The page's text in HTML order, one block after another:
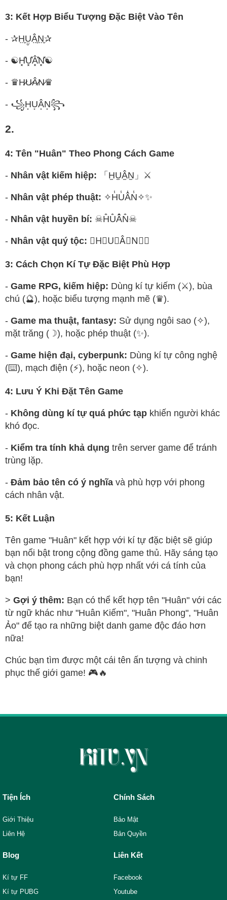
3: Kết Hợp Biểu Tượng Đặc Biệt Vào Tên
- ✰H̤̮Ṳ̮Â̤̮N̤̮✰
- ☯H͓̽U͓̽Â͓̽N͓̽☯
- ♛H̷U̷Â̷N̷♛
- ꧁H͙U͙Â͙N͙꧂
2.
4: Tên "Huân" Theo Phong Cách Game
- Nhân vật kiếm hiệp: 「H̫U̫Â̫N̫」⚔️
- Nhân vật phép thuật: ✧H̾U̾Â̾N̾✧✨
- Nhân vật huyền bí: ☠H̐U̐Â̐N̐☠
- Nhân vật quý tộc: ♚H⃘U⃘Â⃘N⃘♚
3: Cách Chọn Kí Tự Đặc Biệt Phù Hợp
- Game RPG, kiếm hiệp: Dùng kí tự kiếm (⚔️), bùa
chú (🔮), hoặc biểu tượng mạnh mẽ (♛).
- Game ma thuật, fantasy: Sử dụng ngôi sao (✧),
mặt trăng (☽), hoặc phép thuật (✨).
- Game hiện đại, cyberpunk: Dùng kí tự công nghệ
(⌨️), mạch điện (⚡), hoặc neon (✧).
4: Lưu Ý Khi Đặt Tên Game
- Không dùng kí tự quá phức tạp khiến người khác
khó đọc.
- Kiểm tra tính khả dụng trên server game để tránh
trùng lặp.
- Đảm bảo tên có ý nghĩa và phù hợp với phong
cách nhân vật.
5: Kết Luận
Tên game "Huân" kết hợp với kí tự đặc biệt sẽ giúp
bạn nổi bật trong cộng đồng game thủ. Hãy sáng tạo
và chọn phong cách phù hợp nhất với cá tính của
bạn!
> Gợi ý thêm: Bạn có thể kết hợp tên "Huân" với các
từ ngữ khác như "Huân Kiếm", "Huân Phong", "Huân
Ảo" để tạo ra những biệt danh game độc đáo hơn
nữa!
Chúc bạn tìm được một cái tên ấn tượng và chinh
phục thế giới game! 🎮🔥
Tiện Ích
Giới Thiệu
Liên Hệ
Chính Sách
Bảo Mật
Bản Quyền
Blog
Kí tự FF
Kí tự PUBG
Liên Kết
Facebook
Youtube